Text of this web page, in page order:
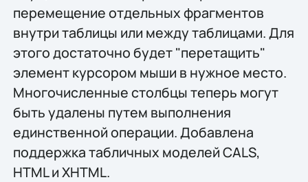
перемещение отдельных фрагментов
внутри таблицы или между таблицами. Для
этого достаточно будет "перетащить"
элемент курсором мыши в нужное место.
Многочисленные столбцы теперь могут
быть удалены путем выполнения
единственной операции. Добавлена
поддержка табличных моделей CALS,
HTML и XHTML.